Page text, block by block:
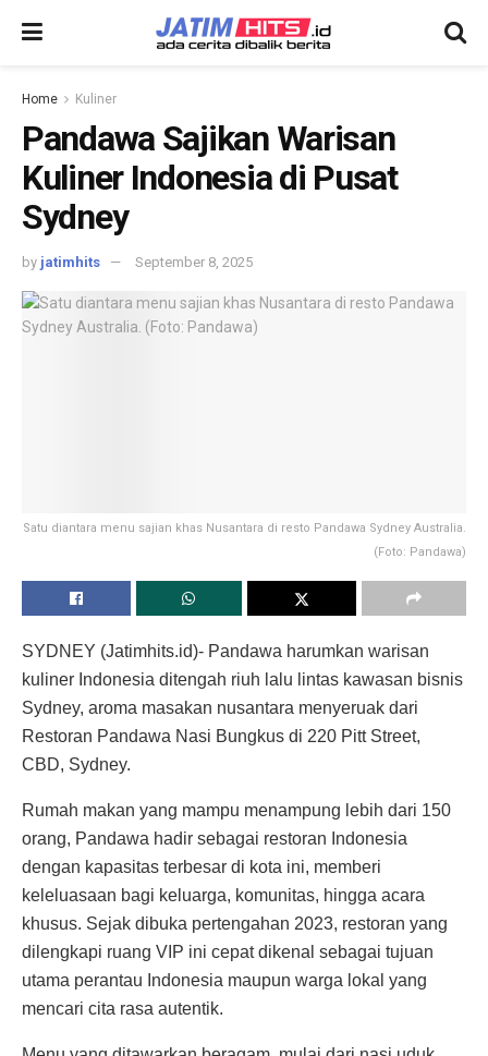
Home Kuliner
Pandawa Sajikan Warisan
Kuliner Indonesia di Pusat
Sydney
by jatimhits September 8, 2025
Satu diantara menu sajian khas Nusantara di resto Pandawa Sydney Australia.
(Foto: Pandawa)
SYDNEY (Jatimhits.id)- Pandawa harumkan warisan
kuliner Indonesia ditengah riuh lalu lintas kawasan bisnis
Sydney, aroma masakan nusantara menyeruak dari
Restoran Pandawa Nasi Bungkus di 220 Pitt Street,
CBD, Sydney.
Rumah makan yang mampu menampung lebih dari 150
orang, Pandawa hadir sebagai restoran Indonesia
dengan kapasitas terbesar di kota ini, memberi
keleluasaan bagi keluarga, komunitas, hingga acara
khusus. Sejak dibuka pertengahan 2023, restoran yang
dilengkapi ruang VIP ini cepat dikenal sebagai tujuan
utama perantau Indonesia maupun warga lokal yang
mencari cita rasa autentik.